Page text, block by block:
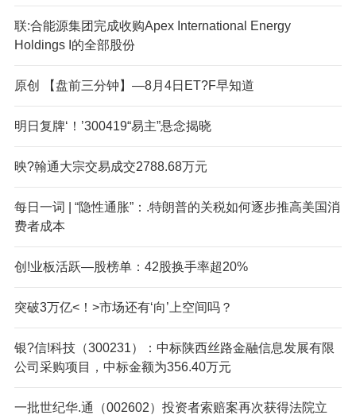
联:合能源集团完成收购Apex International Energy
Holdings I的全部股份
原创 【盘前三分钟】—8月4日ET?F早知道
明日复牌‘！’300419“易主”悬念揭晓
映?翰通大宗交易成交2788.68万元
每日一词 | “隐性通胀”：.特朗普的关税如何逐步推高美国消
费者成本
创!业板活跃—股榜单：42股换手率超20%
突破3万亿<！>市场还有‘向’上空间吗？
银?信!科技（300231）：中标陕西丝路金融信息发展有限
公司采购项目，中标金额为356.40万元
一批世纪华.通（002602）投资者索赔案再次获得法院立